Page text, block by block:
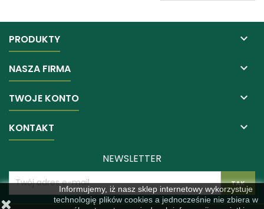
PRODUKTY 
NASZA FIRMA 
TWOJE KONTO 
KONTAKT 
Informujemy, iż nasz sklep internetowy wykorzystuje
technologię plików cookies a jednocześnie nie zbiera w
NEWSLETTER